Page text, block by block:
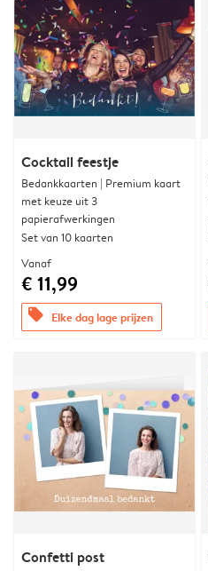
Cocktail feestje
Bedankkaarten | Premium kaart
met keuze uit 3
papierafwerkingen
Set van 10 kaarten
Vanaf
€ 11,99
offers Elke dag lage prijzen
Confetti post